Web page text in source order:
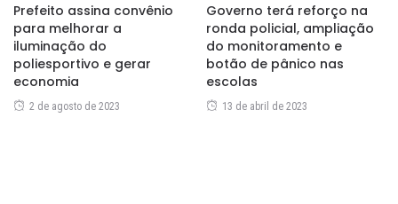
Prefeito assina convênio
para melhorar a
iluminação do
poliesportivo e gerar
economia
2 de agosto de 2023
Governo terá reforço na
ronda policial, ampliação
do monitoramento e
botão de pânico nas
escolas
13 de abril de 2023